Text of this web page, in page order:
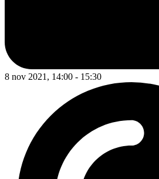
8 nov 2021, 14:00 - 15:30